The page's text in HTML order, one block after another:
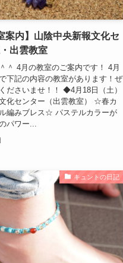
案内】山陰中央新報文化セ
出雲教室
＾ 4月の教室のご案内です！ 4月
下記の内容の教室があります！ぜ
ださいませ！！ ◆4月18日（土）
化センター（出雲教室） ☆春カ
編みブレス☆ パステルカラーが
パワー...
キュントの日記